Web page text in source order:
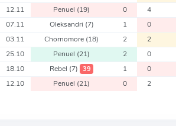
12.11 Penuel (19) 0 4
07.11 Oleksandri (7) 1 0
03.11 Chornomore (18) 2 2
25.10 Penuel (21) 2 0
18.10 Rebel (7) 39 1 0
12.10 Penuel (21) 0 2